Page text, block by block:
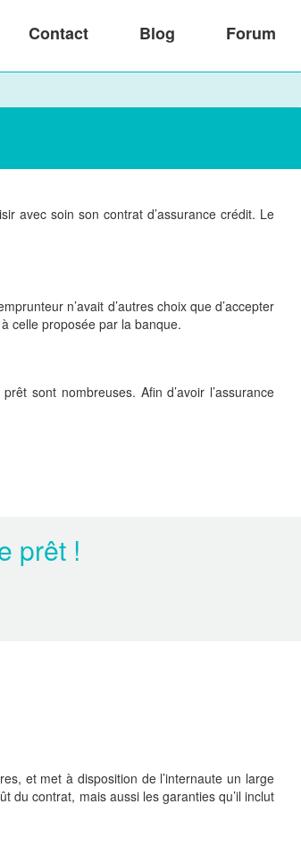
Contact Blog Forum
avec soin son contrat d’assurance crédit. Le
n’avait d’autres choix que d’accepter
celle proposée par la banque.
sont nombreuses. Afin d’avoir l’assurance
prêt !
et met à disposition de l’internaute un large
du contrat, mais aussi les garanties qu’il inclut